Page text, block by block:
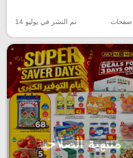
تم النشر في يوليو 14
منتهية الصلاحية